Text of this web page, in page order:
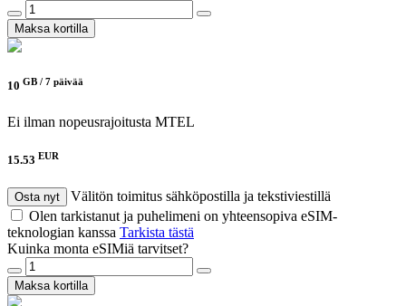
Maksa kortilla
10 GB / 7 päivää
Ei ilman nopeusrajoitusta MTEL
15.53 EUR
Osta nyt
Välitön toimitus sähköpostilla ja tekstiviestillä
Olen tarkistanut ja puhelimeni on yhteensopiva eSIM-
teknologian kanssa Tarkista tästä
Kuinka monta eSIMiä tarvitset?
Maksa kortilla